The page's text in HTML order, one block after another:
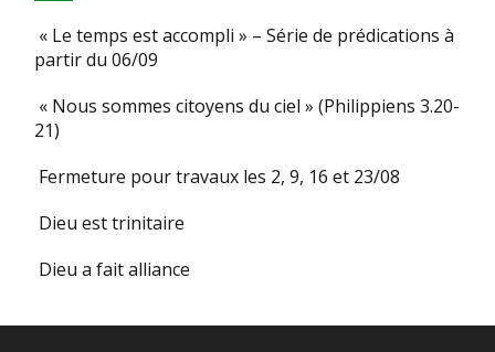
« Le temps est accompli » – Série de prédications à
partir du 06/09
« Nous sommes citoyens du ciel » (Philippiens 3.20-
21)
Fermeture pour travaux les 2, 9, 16 et 23/08
Dieu est trinitaire
Dieu a fait alliance